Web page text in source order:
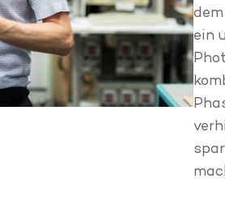
ein